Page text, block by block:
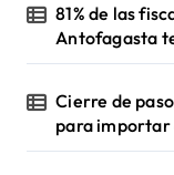
81% de las
Antofagasta
Cierre de
para importar